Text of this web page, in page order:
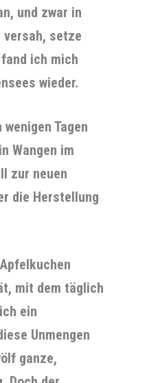
und zwar in
versah, setze
ich mich
wieder.
Tagen
Wangen im
zur neuen
die Herstellung
mit dem täglich
ein
Unmengen
ganze,